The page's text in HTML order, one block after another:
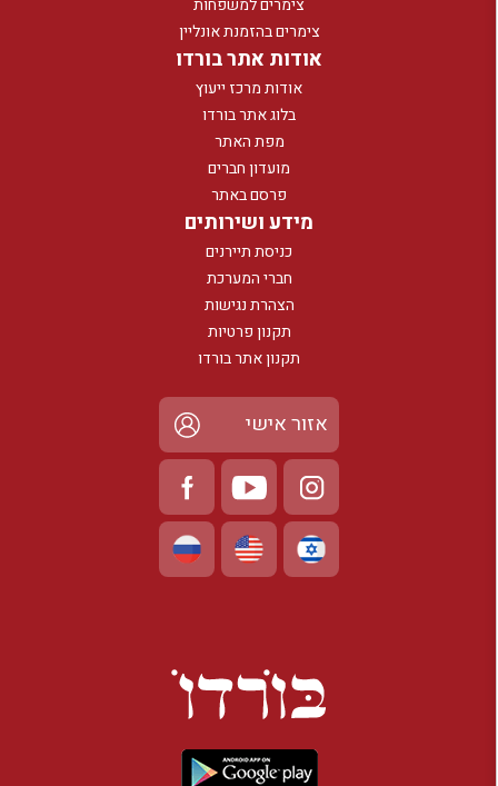
צימרים בהזמנת אונליין
אודות אתר בורדו
אודות מרכז ייעוץ
בלוג אתר בורדו
מפת האתר
מועדון חברים
פרסם באתר
מידע ושירותים
כניסת תיירנים
חברי המערכת
הצהרת נגישות
תקנון פרטיות
תקנון אתר בורדו
אזור אישי